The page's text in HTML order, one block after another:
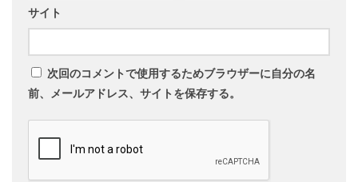
サイト
次回のコメントで使用するためブラウザーに自分の名
前、メールアドレス、サイトを保存する。